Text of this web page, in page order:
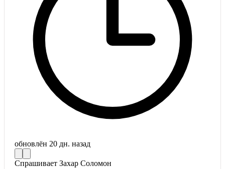
обновлён 20 дн. назад
Спрашивает Захар Соломон